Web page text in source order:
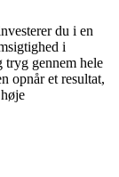
du i en
i
gennem hele
opnår et resultat,